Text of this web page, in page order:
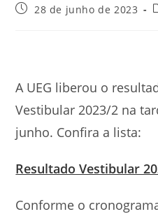
Post28 de junho de 2023
A UEG liberou o
Vestibular 2023/2 na
junho. Confira a lista:
Resultado Vestibular
Conforme o